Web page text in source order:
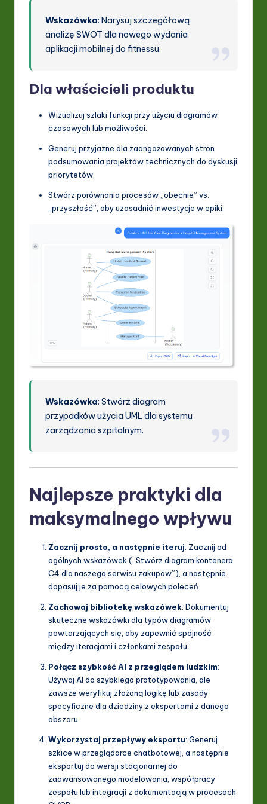
Wskazówka: Narysuj szczegółową
analizę SWOT dla nowego wydania
aplikacji mobilnej do fitnessu.
Dla właścicieli produktu
Wizualizuj szlaki funkcji przy użyciu diagramów
czasowych lub możliwości.
Generuj przyjazne dla zaangażowanych stron
podsumowania projektów technicznych do dyskusji
priorytetów.
Stwórz porównania procesów „obecnie” vs.
„przyszłość”, aby uzasadnić inwestycje w epiki.
Wskazówka: Stwórz diagram
przypadków użycia UML dla systemu
zarządzania szpitalnym.
Najlepsze praktyki dla
maksymalnego wpływu
Zacznij prosto, a następnie iteruj: Zacznij od
ogólnych wskazówek („Stwórz diagram kontenera
C4 dla naszego serwisu zakupów”), a następnie
dopasuj je za pomocą celowych poleceń.
Zachowaj bibliotekę wskazówek: Dokumentuj
skuteczne wskazówki dla typów diagramów
powtarzających się, aby zapewnić spójność
między iteracjami i członkami zespołu.
Połącz szybkość AI z przeglądem ludzkim:
Używaj AI do szybkiego prototypowania, ale
zawsze weryfikuj złożoną logikę lub zasady
specyficzne dla dziedziny z ekspertami z danego
obszaru.
Wykorzystaj przepływy eksportu: Generuj
szkice w przeglądarce chatbotowej, a następnie
eksportuj do wersji stacjonarnej do
zaawansowanego modelowania, współpracy
zespołu lub integracji z dokumentacją w procesach